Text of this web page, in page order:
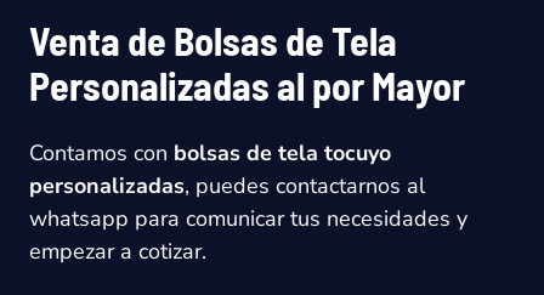
Venta de Bolsas de Tela
Personalizadas al por Mayor
Contamos con bolsas de tela tocuyo
personalizadas, puedes contactarnos al
whatsapp para comunicar tus necesidades y
empezar a cotizar.